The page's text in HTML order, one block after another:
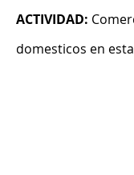
ACTIVIDAD:
domesticos en